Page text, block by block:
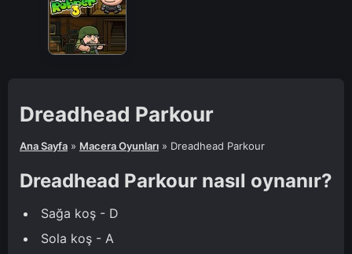
Dreadhead Parkour
Ana Sayfa » Macera Oyunları » Dreadhead Parkour
Dreadhead Parkour nasıl oynanır?
Sağa koş - D
Sola koş - A